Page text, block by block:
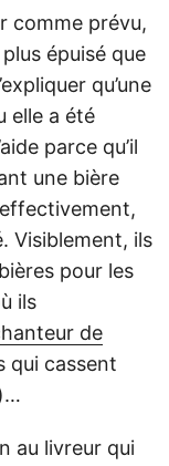
comme prévu,
épuisé que
qu’une
elle a été
parce qu’il
une bière
Visiblement, ils
pour les
ils
de
qui cassent
au livreur qui